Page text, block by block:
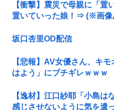
【衝撃】震災で母親に「置
置いていった娘！⇒ (※画
坂口杏里OD配信
【悲報】AV女優さん、キ
はよう」にブチギレｗｗｗ
【逸材】江口紗耶「小島は
感じさせないように気を遣